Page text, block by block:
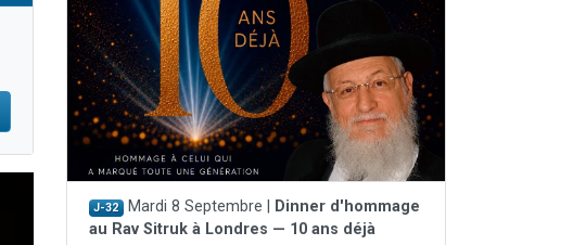
J-32 Mardi 8 Septembre |
Dinner d'hommage
au Rav Sitruk à Londres — 10 ans déjà